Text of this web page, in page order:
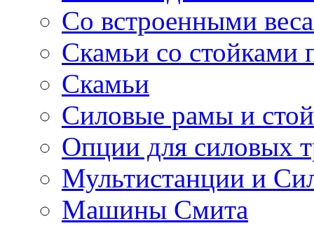
Со встроенными
Скамьи со стойками
Скамьи
Силовые рамы и
Опции для силовых
Мультистанции и
Машины Смита